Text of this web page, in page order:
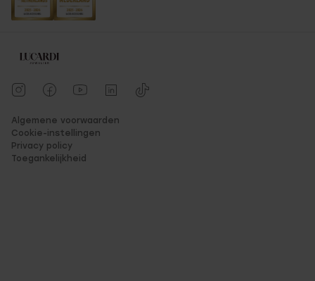
Algemene voorwaarden
Cookie-instellingen
Privacy policy
Toegankelijkheid